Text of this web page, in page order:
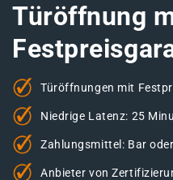
Türöffnung
Türöffnungen mit
Niedrige Latenz: 25
Zahlungsmittel: Bar
Anbieter von